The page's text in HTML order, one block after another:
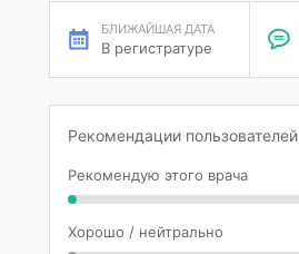
БЛИЖАЙШАЯ ДАТА
В регистратуре
Рекомендации пользователей
Рекомендую этого врача
Хорошо / нейтрально